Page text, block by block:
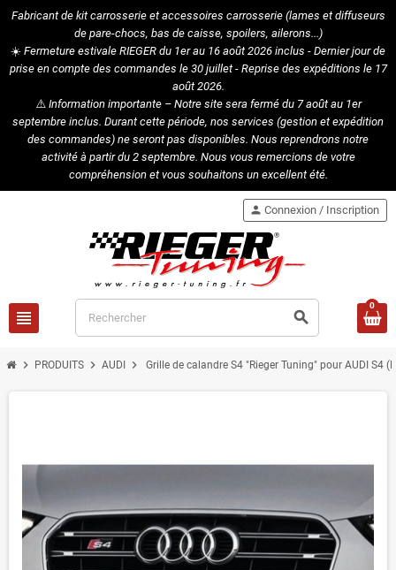
Fabricant de kit carrosserie et accessoires carrosserie (lames et diffuseurs
de pare-chocs, bas de caisse, spoilers, ailerons...)
☀️ Fermeture estivale RIEGER du 1er au 16 août 2026 inclus - Dernier jour de
prise en compte des commandes le 30 juillet - Reprise des expéditions le 17
août 2026.
⚠️Information importante – Notre site sera fermé du 7 août au 1er
septembre inclus. Durant cette période, nos services (gestion et expédition
des commandes) ne seront pas disponibles. Nous reprendrons notre
activité à partir du 2 septembre. Nous vous remercions de votre
compréhension et vous souhaitons un excellent été.
view_headline search
person Connexion / Inscription
0
chevron_right PRODUITS chevron_right AUDI chevron_right Grille de calandre S4 "Rieger Tuning" pour AUDI S4